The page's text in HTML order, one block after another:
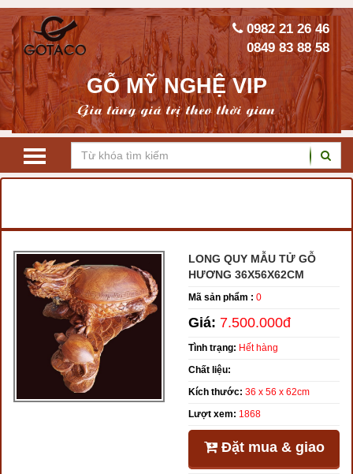
GỖ MỸ NGHỆ VIP
Gia tăng giá trị theo thời gian
0982 21 26 46
0849 83 88 58
LONG QUY MẪU TỬ GỖ
HƯƠNG 36X56X62CM
Mã sản phẩm : 0
Giá: 7.500.000đ
Tình trạng: Hết hàng
Chất liệu:
Kích thước: 36 x 56 x 62cm
Lượt xem: 1868
Đặt mua & giao